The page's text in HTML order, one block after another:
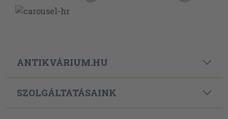
ANTIKVÁRIUM.HU
SZOLGÁLTATÁSAINK